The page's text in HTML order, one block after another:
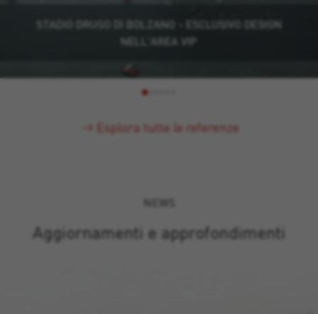
STADIO DRUSO DI BOLZANO - ESCLUSIVO DESIGN
NELL'AREA VIP
Esplora tutte le referenze
NEWS
Aggiornamenti e approfondimenti